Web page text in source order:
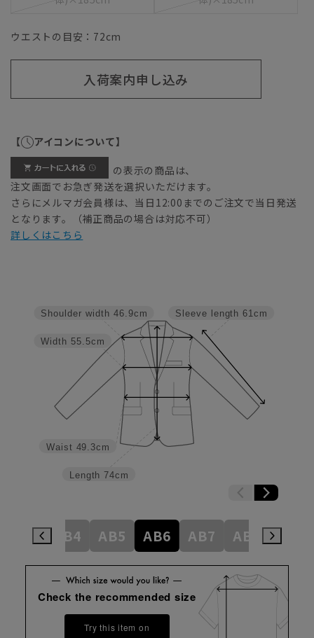
ウエストの目安： 72cm
入荷案内申し込み
【 アイコンについて】
の表示の商品は、
注文画面でお急ぎ発送を選択いただけます。
さらにメルマガ会員様は、当日12:00までのご注文で当日発送
となります。（補正商品の場合は対応不可）
詳しくはこちら
Sleeve length 61cm
Length 74cm
Waist 49.3cm
Width 55.5cm
Shoulder width 46.9cm
AB4 AB5 AB6 AB7 AB8
Check the recommended size
Try this item on